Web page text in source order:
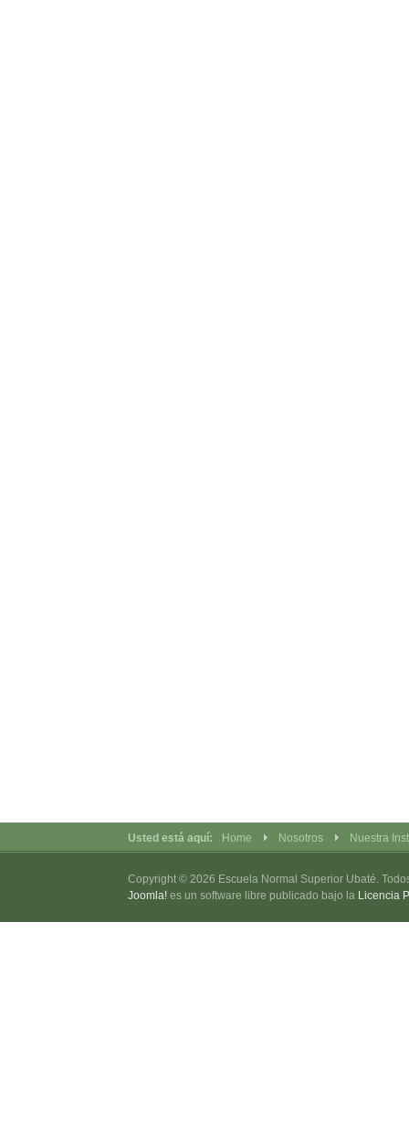
Usted está aquí: Home Nosotros Nuestra
Copyright © 2026 Escuela Normal Superior Ubaté.
Joomla! es un software libre publicado bajo la Licencia